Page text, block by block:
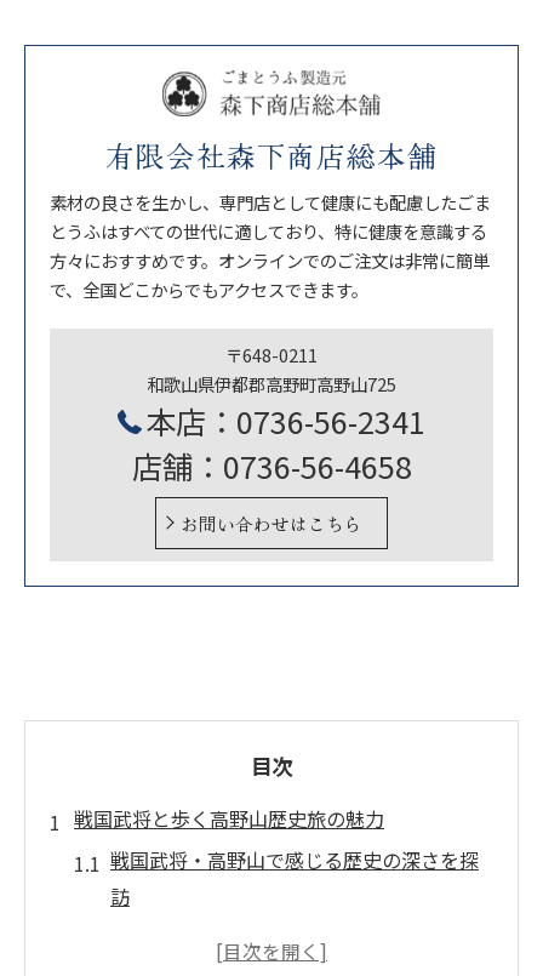
有限会社森下商店総本舗
素材の良さを生かし、専門店として健康にも配慮したごま
とうふはすべての世代に適しており、特に健康を意識する
方々におすすめです。オンラインでのご注文は非常に簡単
で、全国どこからでもアクセスできます。
〒648-0211
和歌山県伊都郡高野町高野山725
本店：0736-56-2341
店舗：0736-56-4658
お問い合わせはこちら
目次
戦国武将と歩く高野山歴史旅の魅力
戦国武将・高野山で感じる歴史の深さを探
訪
高野山観光スポットと戦国武将のつながり